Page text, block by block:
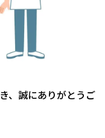
、誠にありがとうご